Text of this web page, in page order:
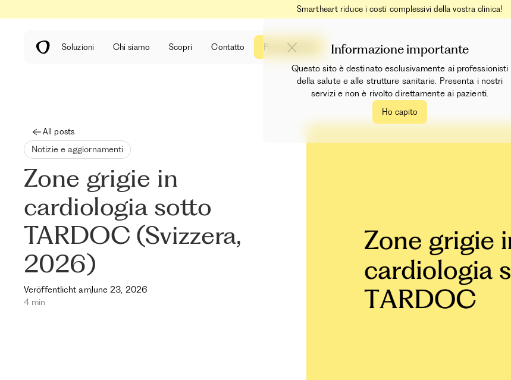
Smartheart riduce i costi complessivi della vostra clinica!
Soluzioni Chi siamo Scopri Contatto Prova gratuita Informazione importante
Questo sito è destinato esclusivamente ai professionisti
della salute e alle strutture sanitarie. Presenta i nostri
servizi e non è rivolto direttamente ai pazienti.
Ho capito
All posts
Notizie e aggiornamenti
Zone grigie in
cardiologia sotto
TARDOC (Svizzera,
2026)
Veröffentlicht amJune 23, 2026
4 min